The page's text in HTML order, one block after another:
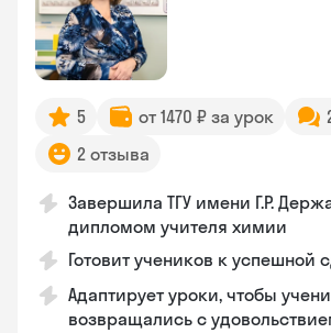
5 от 1470 ₽ за урок
2 отзыва
Завершила ТГУ имени Г.Р.
дипломом учителя химии
Готовит учеников к успешной
Адаптирует уроки, чтобы
возвращались с